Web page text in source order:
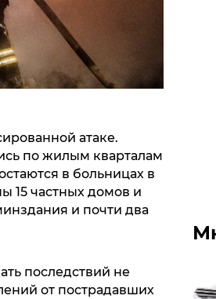
атаке.
по жилым кварталам
в больницах в
15 частных домов и
и почти два
последствий не
от пострадавших